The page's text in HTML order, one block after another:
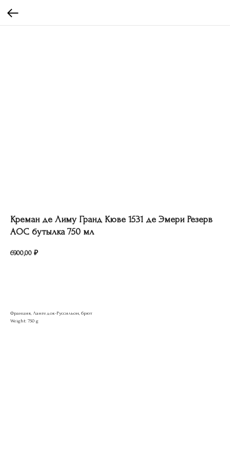
Креман де Лиму Гранд Кюве 1531 де Эмери Резерв
АОС бутылка 750 мл
6900,00 ₽
Франция, Лангедок-Руссильон, брют
Weight: 750 g